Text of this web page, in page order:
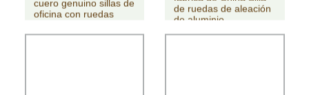
cuero genuino sillas de
oficina con ruedas
de ruedas de aleación
de aluminio